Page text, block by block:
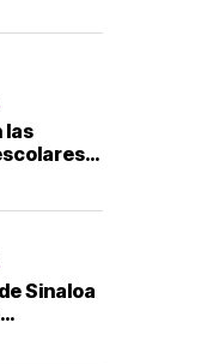
las
pesos
Sinaloa